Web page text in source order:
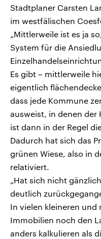
Stadtplaner Carsten
im westfälischen
„Mittlerweile ist es ja
System für die
Es gibt – mittlerweile
eigentlich
dass jede Kommune
ausweist, in denen der
ist dann in der Regel
Dadurch hat sich das
grünen Wiese, also in
relativiert.
„Hat sich nicht
deutlich
In vielen kleineren
Immobilien noch den
anders kalkulieren als